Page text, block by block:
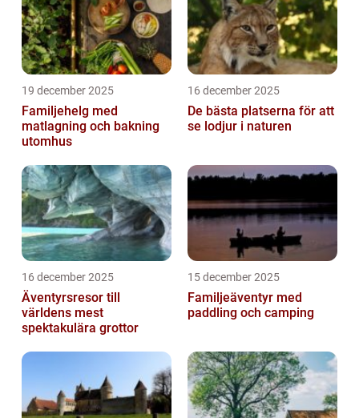
19 december 2025
Familjehelg med
matlagning och bakning
utomhus
16 december 2025
De bästa platserna för att
se lodjur i naturen
16 december 2025
Äventyrsresor till
världens mest
spektakulära grottor
15 december 2025
Familjeäventyr med
paddling och camping